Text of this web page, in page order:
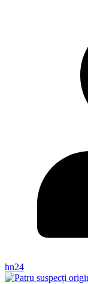
hn24